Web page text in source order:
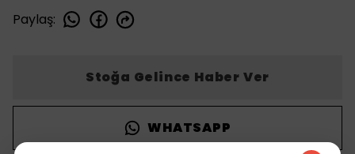
Paylaş:
Stoğa Gelince Haber Ver
WHATSAPP